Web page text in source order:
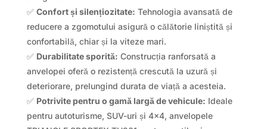
✅ Confort și silențiozitate: Tehnologia avansată de
reducere a zgomotului asigură o călătorie liniștită și
confortabilă, chiar și la viteze mari.
✅ Durabilitate sporită: Construcția ranforsată a
anvelopei oferă o rezistență crescută la uzură și
deteriorare, prelungind durata de viață a acesteia.
✅ Potrivite pentru o gamă largă de vehicule: Ideale
pentru autoturisme, SUV-uri și 4×4, anvelopele